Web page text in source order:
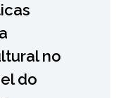
no
do